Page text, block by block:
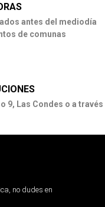
antes del mediodía
de comunas
9, Las Condes o a través
no dudes en